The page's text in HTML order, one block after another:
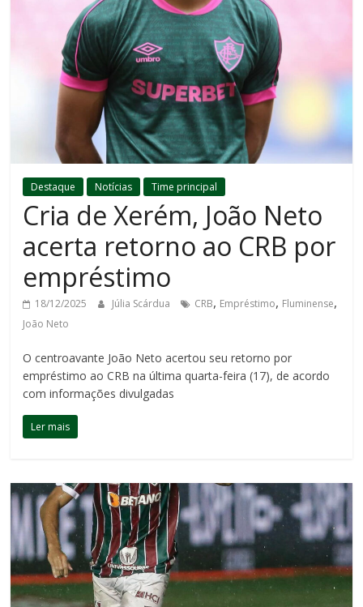
Destaque Notícias Time principal
Cria de Xerém, João Neto
acerta retorno ao CRB por
empréstimo
18/12/2025 Júlia Scárdua CRB, Empréstimo, Fluminense,
João Neto
O centroavante João Neto acertou seu retorno por
empréstimo ao CRB na última quarta-feira (17), de acordo
com informações divulgadas
Ler mais